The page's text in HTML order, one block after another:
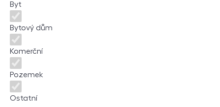
Byt
Bytový dům
Komerční
Pozemek
Ostatní